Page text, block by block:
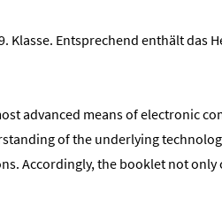
Klasse. Entsprechend enthält
advanced means of electronic
of the underlying
Accordingly, the booklet not